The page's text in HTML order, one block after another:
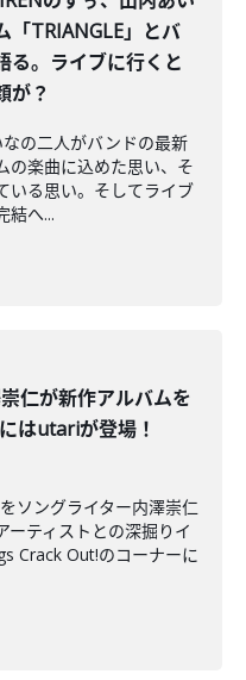
「TRIANGLE」とバ
る。ライブに行くと
が？
の二人がバンドの最新
の楽曲に込めた思い、そ
いる思い。そしてライブ
結へ...
仁が新作アルバムを
はutariが登場！
ソングライター内澤崇仁
ーティストとの深掘りイ
Crack Out!のコーナーに